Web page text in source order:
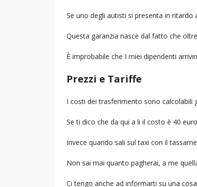
Se uno degli autisti si presenta in
Questa garanzia nasce dal fatto che
È improbabile che I miei dipendenti
Prezzi e Tariffe
I costi dei trasferimento sono calcolabili
Se ti dico che da qui a li il costo è 40
Invece quando sali sul taxi con il
Non sai mai quanto pagherai, a me
Ci tengo anche ad informarti su una